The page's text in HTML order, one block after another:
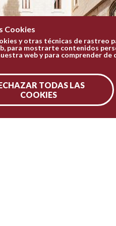
Cookies
y otras técnicas de rastreo
para mostrarte contenidos
web y para comprender
TODAS LAS
COOKIES